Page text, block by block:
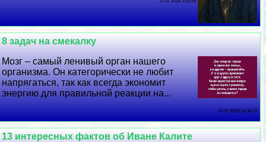
8 задач на смекалку
Мозг – самый ленивый орган нашего
организма. Он категорически не любит
напрягаться, так как всегда экономит
энергию для правильной реакции на...
16 07 2026 14:34:33
13 интересных фактов об Иване Калите